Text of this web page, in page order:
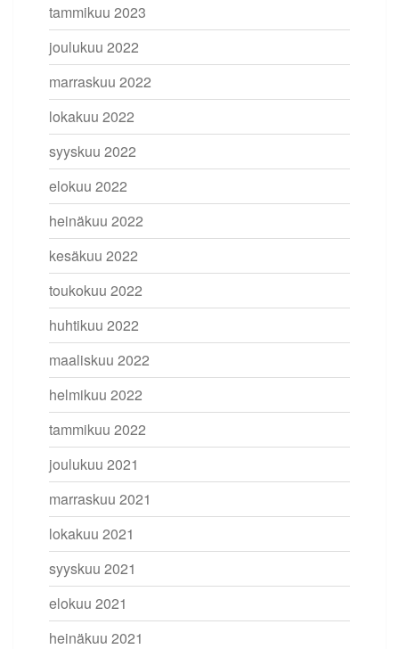
tammikuu 2023
joulukuu 2022
marraskuu 2022
lokakuu 2022
syyskuu 2022
elokuu 2022
heinäkuu 2022
kesäkuu 2022
toukokuu 2022
huhtikuu 2022
maaliskuu 2022
helmikuu 2022
tammikuu 2022
joulukuu 2021
marraskuu 2021
lokakuu 2021
syyskuu 2021
elokuu 2021
heinäkuu 2021